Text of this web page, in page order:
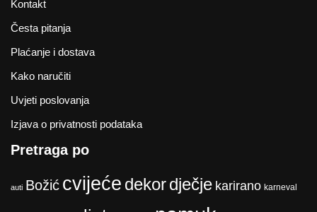
Kontakt
Česta pitanja
Plaćanje i dostava
Kako naručiti
Uvjeti poslovanja
Izjava o privatnosti podataka
Pretraga po
auti Božić cvijeće dekordječje karirano karneval